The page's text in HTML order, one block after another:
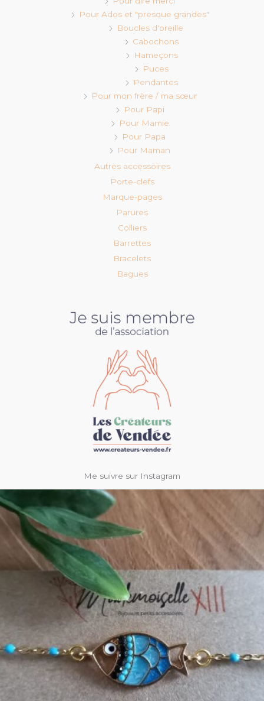
Pour Ados et "presque grandes"
Boucles d'oreille
Cabochons
Hameçons
Puces
Pendantes
Pour mon frère / ma sœur
Pour Papi
Pour Mamie
Pour Papa
Pour Maman
Autres accessoires
Porte-clefs
Marque-pages
Parures
Colliers
Barrettes
Bracelets
Bagues
Me suivre sur Instagram